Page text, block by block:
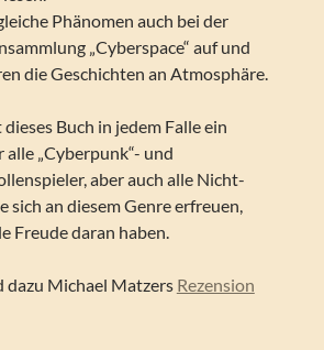
Phänomen auch bei der
„Cyberspace“ auf und
die Geschichten an Atmosphäre.
Buch in jedem Falle ein
alle „Cyberpunk“- und
aber auch alle Nicht-
sich an diesem Genre erfreuen,
Freude daran haben.
dazu Michael Matzers Rezension